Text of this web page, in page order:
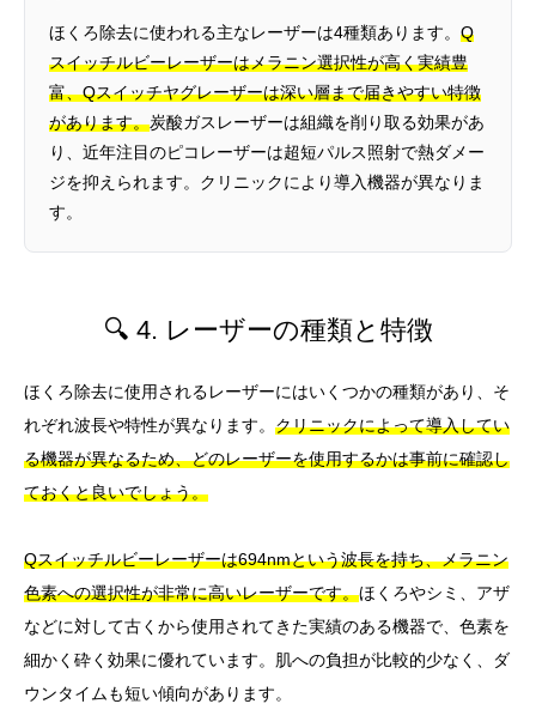
ほくろ除去に使われる主なレーザーは4種類あります。 Q
スイッチルビーレーザーはメラニン選択性が高く実績豊
富、Qスイッチヤグレーザーは深い層まで届きやすい特徴
があります。炭酸ガスレーザーは組織を削り取る効果があ
り、近年注目のピコレーザーは超短パルス照射で熱ダメー
ジを抑えられます。クリニックにより導入機器が異なりま
す。
🔍 4. レーザーの種類と特徴
ほくろ除去に使用されるレーザーにはいくつかの種類があり、そ
れぞれ波長や特性が異なります。 クリニックによって導入してい
る機器が異なるため、どのレーザーを使用するかは事前に確認し
ておくと良いでしょう。
Qスイッチルビーレーザーは694nmという波長を持ち、メラニン
色素への選択性が非常に高いレーザーです。ほくろやシミ、アザ
などに対して古くから使用されてきた実績のある機器で、色素を
細かく砕く効果に優れています。肌への負担が比較的少なく、ダ
ウンタイムも短い傾向があります。